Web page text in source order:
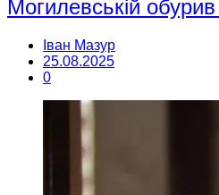
Могилевській
Іван Мазур
25.08.2025
0